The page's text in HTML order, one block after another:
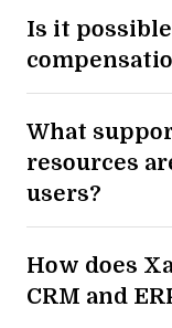
Is it
What
resources
users?
How does
CRM and